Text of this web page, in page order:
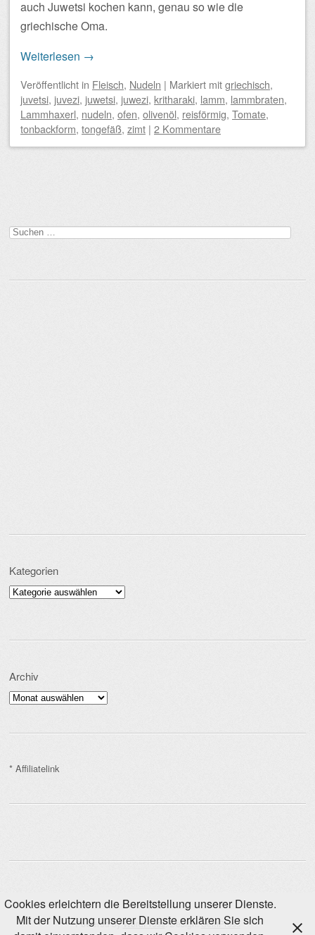
auch Juwetsi kochen kann, genau so wie die
griechische Oma.
Weiterlesen →
Veröffentlicht in Fleisch, Nudeln | Markiert mitgriechisch,
juvetsi, juvezi, juwetsi, juwezi, kritharaki, lamm, lammbraten,
Lammhaxerl, nudeln, ofen, olivenöl, reisförmig, Tomate,
tonbackform, tongefäß, zimt | 2 Kommentare
Suchen
nach:
Kategorien
Kategorien
Archiv
Archiv
* Affiliatelink
Powered byWordPress. Design:SemPress
Cookies erleichtern die Bereitstellung unserer Dienste.
Mit der Nutzung unserer Dienste erklären Sie sich